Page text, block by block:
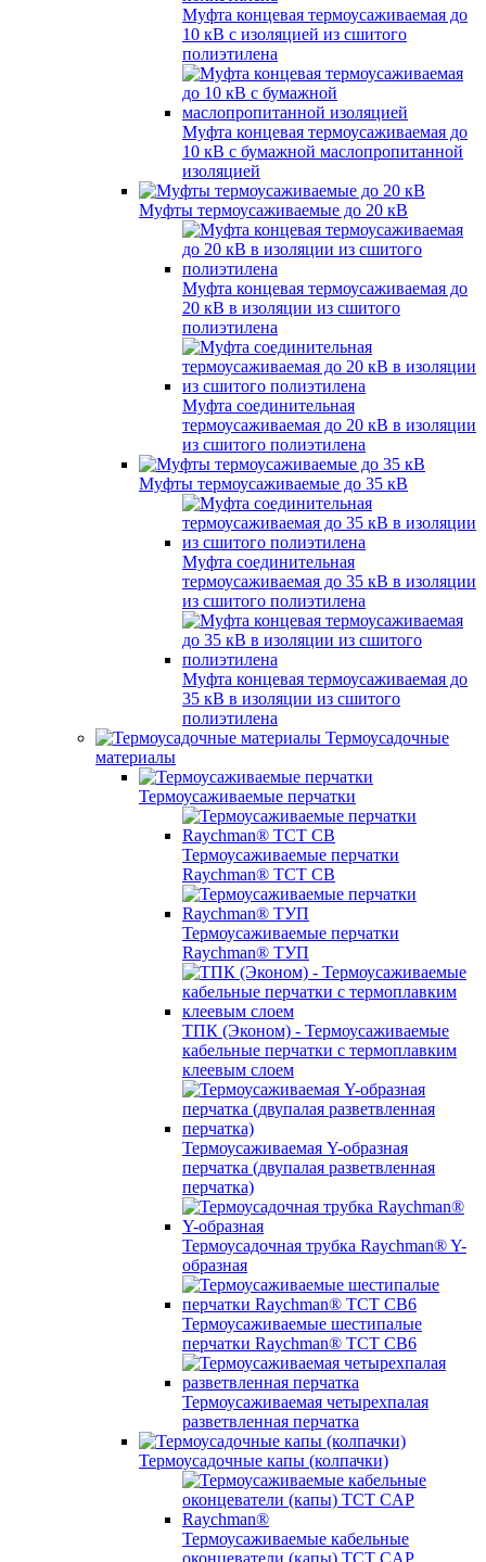
Муфта концевая термоусаживаемая до
10 кВ с изоляцией из сшитого
полиэтилена
Муфта концевая термоусаживаемая до
10 кВ с бумажной маслопропитанной
изоляцией
Муфты термоусаживаемые до 20 кВ
Муфта концевая термоусаживаемая до
20 кВ в изоляции из сшитого
полиэтилена
Муфта соединительная
термоусаживаемая до 20 кВ в изоляции
из сшитого полиэтилена
Муфты термоусаживаемые до 35 кВ
Муфта соединительная
термоусаживаемая до 35 кВ в изоляции
из сшитого полиэтилена
Муфта концевая термоусаживаемая до
35 кВ в изоляции из сшитого
полиэтилена
Термоусадочные
материалы
Термоусаживаемые перчатки
Термоусаживаемые перчатки
Raychman® TCT CB
Термоусаживаемые перчатки
Raychman® ТУП
ТПК (Эконом) - Термоусаживаемые
кабельные перчатки с термоплавким
клеевым слоем
Термоусаживаемая Y-образная
перчатка (двупалая разветвленная
перчатка)
Термоусадочная трубка Raychman® Y-
образная
Термоусаживаемые шестипалые
перчатки Raychman® ТСТ СВ6
Термоусаживаемая четырехпалая
разветвленная перчатка
Термоусадочные капы (колпачки)
Термоусаживаемые кабельные
оконцеватели (капы) ТCT CAP